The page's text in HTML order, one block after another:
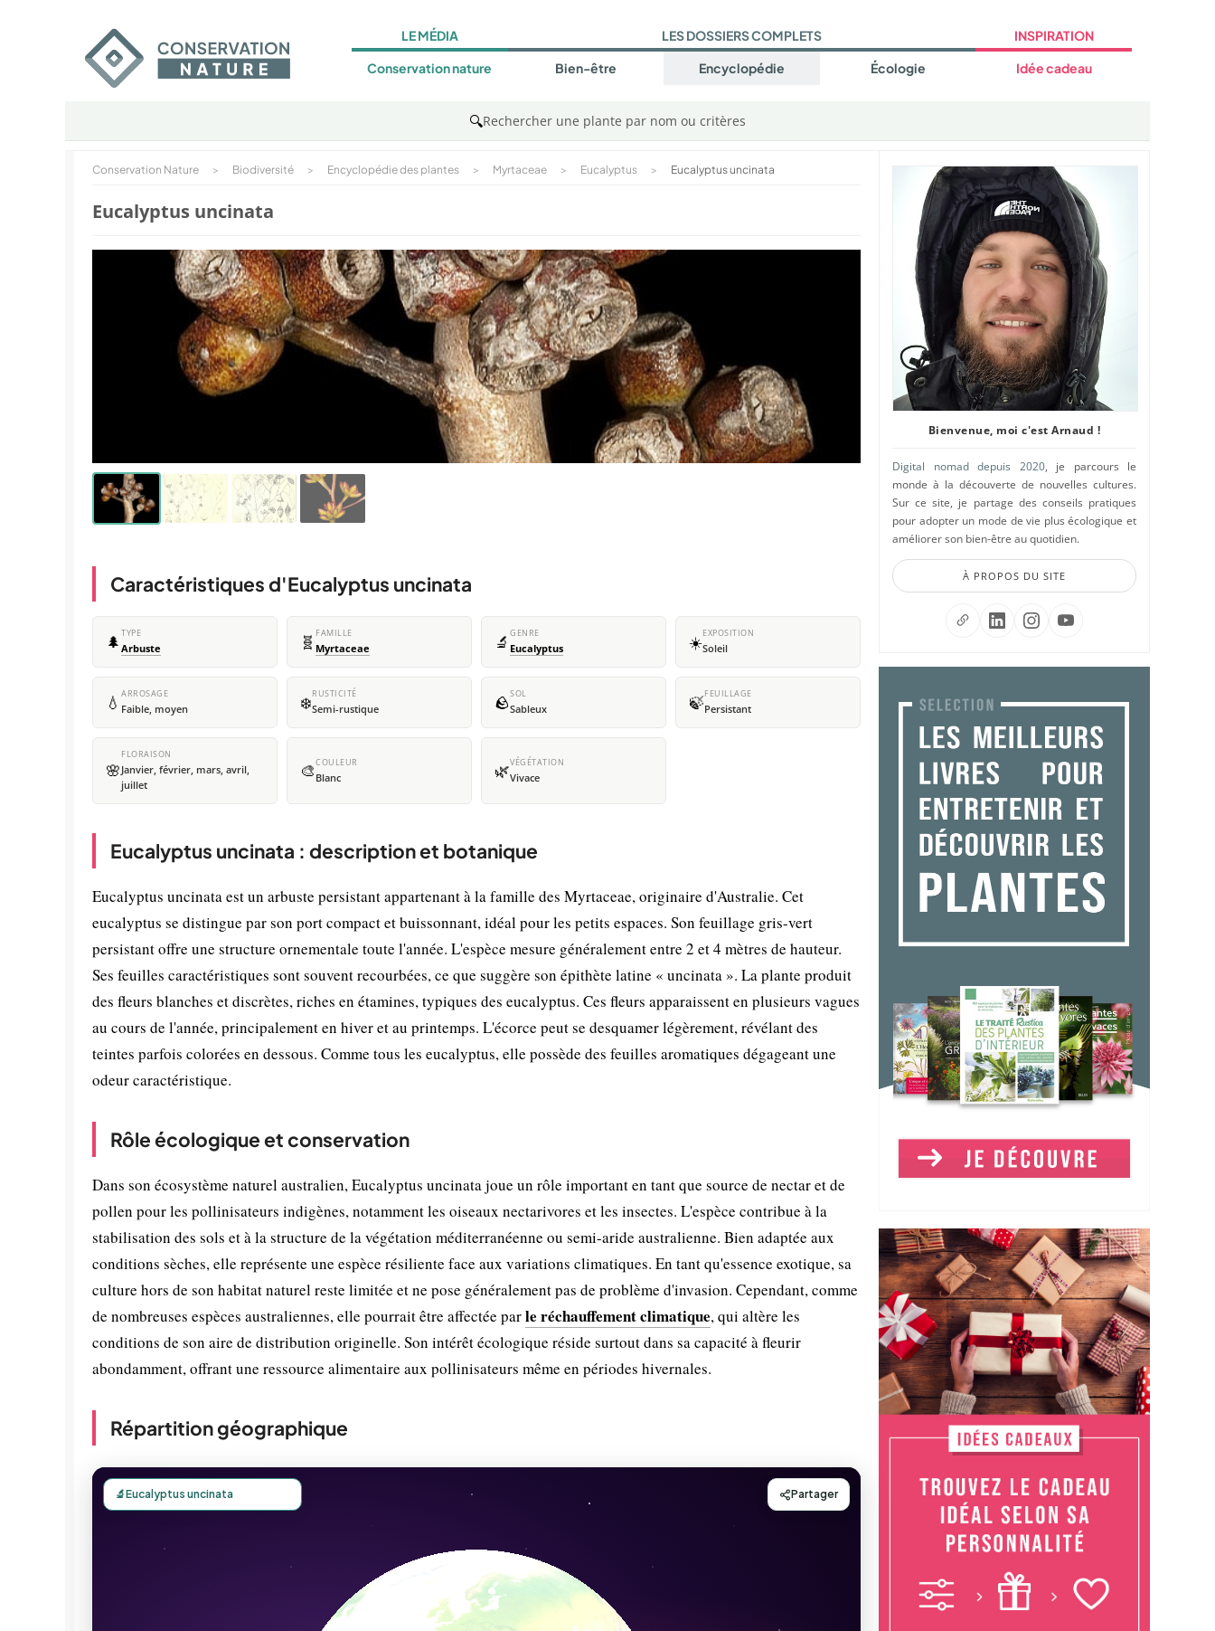
LE MÉDIA
Conservation nature
LES DOSSIERS COMPLETS
Bien-être Encyclopédie Écologie
INSPIRATION
Idée cadeau
🔍Rechercher une plante par nom ou critères
Conservation Nature > Biodiversité > Encyclopédie des plantes > Myrtaceae > Eucalyptus > Eucalyptus uncinata
Eucalyptus uncinata
Caractéristiques d'Eucalyptus uncinata
🌲 TYPE
Arbuste 🧬 FAMILLE
Myrtaceae 🔬 GENRE
Eucalyptus ☀️EXPOSITION
Soleil
💧 ARROSAGE
Faible, moyen ❄️RUSTICITÉ
Semi-rustique 🪨SOL
Sableux 🍃FEUILLAGE
Persistant
🌸
FLORAISON
Janvier, février, mars, avril,
juillet
🎨COULEUR
Blanc 🌿VÉGÉTATION
Vivace
Eucalyptus uncinata : description et botanique
Eucalyptus uncinata est un arbuste persistant appartenant à la famille des Myrtaceae, originaire d'Australie. Cet
eucalyptus se distingue par son port compact et buissonnant, idéal pour les petits espaces. Son feuillage gris-vert
persistant offre une structure ornementale toute l'année. L'espèce mesure généralement entre 2 et 4 mètres de hauteur.
Ses feuilles caractéristiques sont souvent recourbées, ce que suggère son épithète latine « uncinata ». La plante produit
des fleurs blanches et discrètes, riches en étamines, typiques des eucalyptus. Ces fleurs apparaissent en plusieurs vagues
au cours de l'année, principalement en hiver et au printemps. L'écorce peut se desquamer légèrement, révélant des
teintes parfois colorées en dessous. Comme tous les eucalyptus, elle possède des feuilles aromatiques dégageant une
odeur caractéristique.
Rôle écologique et conservation
Dans son écosystème naturel australien, Eucalyptus uncinata joue un rôle important en tant que source de nectar et de
pollen pour les pollinisateurs indigènes, notamment les oiseaux nectarivores et les insectes. L'espèce contribue à la
stabilisation des sols et à la structure de la végétation méditerranéenne ou semi-aride australienne. Bien adaptée aux
conditions sèches, elle représente une espèce résiliente face aux variations climatiques. En tant qu'essence exotique, sa
culture hors de son habitat naturel reste limitée et ne pose généralement pas de problème d'invasion. Cependant, comme
de nombreuses espèces australiennes, elle pourrait être affectée parle réchauffement climatique, qui altère les
conditions de son aire de distribution originelle. Son intérêt écologique réside surtout dans sa capacité à fleurir
abondamment, offrant une ressource alimentaire aux pollinisateurs même en périodes hivernales.
Répartition géographique
Bienvenue, moi c'est Arnaud !
Digital nomad depuis 2020, je parcours le
monde à la découverte de nouvelles cultures.
Sur ce site, je partage des conseils pratiques
pour adopter un mode de vie plus écologique et
améliorer son bien-être au quotidien.
À PROPOS DU SITE